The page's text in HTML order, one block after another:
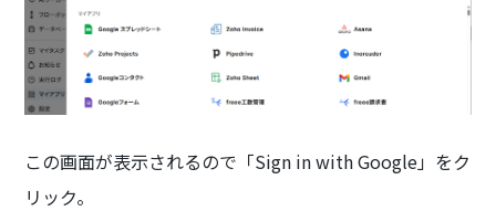
この画面が表示されるので「Sign in with Google」をク
リック。